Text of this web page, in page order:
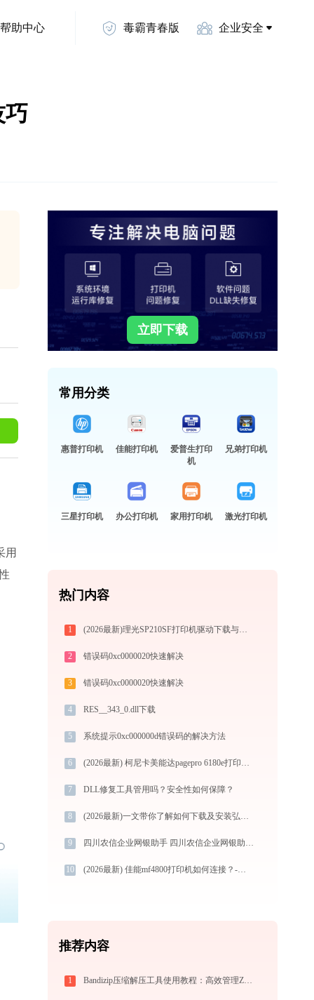
帮助中心 毒霸青春版 企业安全
巧
用
立即下载
常用分类
惠普打印机 佳能打印机
爱普生打印
机
兄弟打印机
三星打印机 办公打印机 家用打印机 激光打印机
热门内容
1 (2026最新)理光SP210SF打印机驱动下载与安装指南：一步步教您操作
2 错误码0xc0000020快速解决
3 错误码0xc0000020快速解决
4 RES__343_0.dll下载
5 系统提示0xc000000d错误码的解决方法
6 (2026最新) 柯尼卡美能达pagepro 6180e打印机连接问题如何解决？-金山毒霸
7 DLL修复工具管用吗？安全性如何保障？
8 (2026最新)一文带你了解如何下载及安装弘瑞X400打印机驱动
9 四川农信企业网银助手 四川农信企业网银助手.exe系统错误ffmpeg.dll丢失如何解决
10 (2026最新) 佳能mf4800打印机如何连接？-金山毒霸
推荐内容
1 Bandizip压缩解压工具使用教程：高效管理ZIP/RAR/7Z等30+格式的免费压缩神器